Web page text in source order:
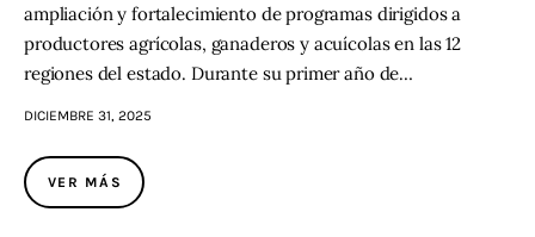
ampliación y fortalecimiento de programas dirigidos a
productores agrícolas, ganaderos y acuícolas en las 12
regiones del estado. Durante su primer año de…
DICIEMBRE 31, 2025
VER MÁS